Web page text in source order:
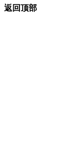
返回顶部